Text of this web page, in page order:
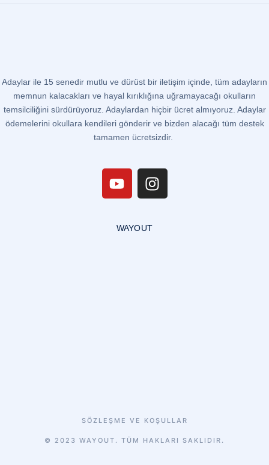
Adaylar ile 15 senedir mutlu ve dürüst bir iletişim içinde, tüm adayların
memnun kalacakları ve hayal kırıklığına uğramayacağı okulların
temsilciliğini sürdürüyoruz. Adaylardan hiçbir ücret almıyoruz. Adaylar
ödemelerini okullara kendileri gönderir ve bizden alacağı tüm destek
tamamen ücretsizdir.
WAYOUT
© 2023 WAYOUT. TÜM HAKLARI SAKLIDIR.
SÖZLEŞME VE KOŞULLAR